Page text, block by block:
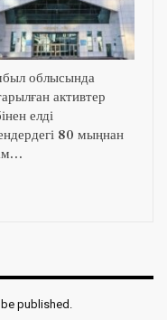
облысында
активтер
елді
80 мыңнан
published.